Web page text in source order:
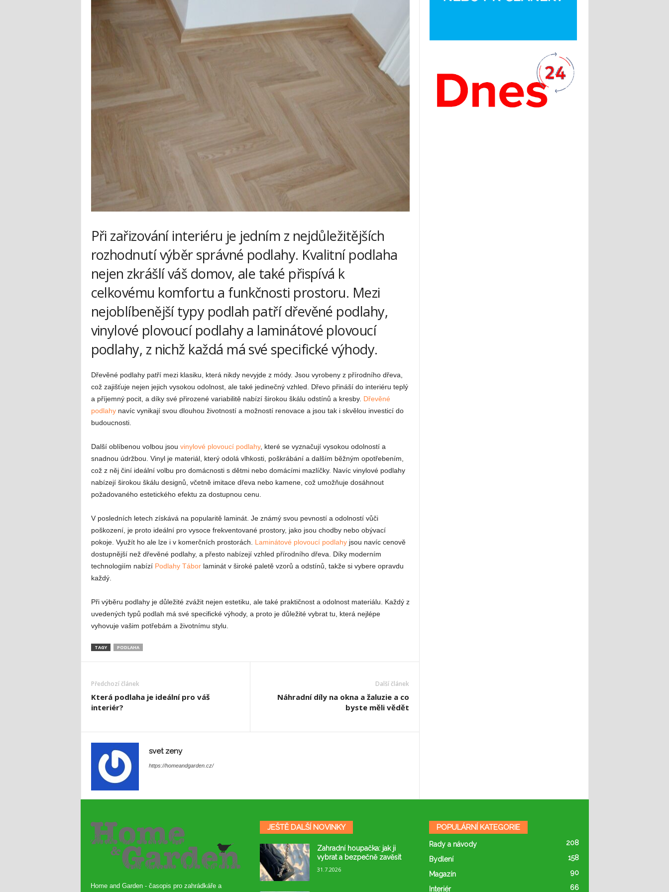
Při zařizování interiéru je jedním z nejdůležitějších
rozhodnutí výběr správné podlahy. Kvalitní podlaha
nejen zkrášlí váš domov, ale také přispívá k
celkovému komfortu a funkčnosti prostoru. Mezi
nejoblíbenější typy podlah patří dřevěné podlahy,
vinylové plovoucí podlahy a laminátové plovoucí
podlahy, z nichž každá má své specifické výhody.
Dřevěné podlahy patří mezi klasiku, která nikdy nevyjde z módy. Jsou vyrobeny z přírodního dřeva,
což zajišťuje nejen jejich vysokou odolnost, ale také jedinečný vzhled. Dřevo přináší do interiéru teplý
a příjemný pocit, a díky své přirozené variabilitě nabízí širokou škálu odstínů a kresby. Dřevěné
podlahynavíc vynikají svou dlouhou životností a možností renovace a jsou tak i skvělou investicí do
budoucnosti.
Další oblíbenou volbou jsou vinylové plovoucí podlahy, které se vyznačují vysokou odolností a
snadnou údržbou. Vinyl je materiál, který odolá vlhkosti, poškrábání a dalším běžným opotřebením,
což z něj činí ideální volbu pro domácnosti s dětmi nebo domácími mazlíčky. Navíc vinylové podlahy
nabízejí širokou škálu designů, včetně imitace dřeva nebo kamene, což umožňuje dosáhnout
požadovaného estetického efektu za dostupnou cenu.
V posledních letech získává na popularitě laminát. Je známý svou pevností a odolností vůči
poškození, je proto ideální pro vysoce frekventované prostory, jako jsou chodby nebo obývací
pokoje. Využít ho ale lze i v komerčních prostorách. Laminátové plovoucí podlahyjsou navíc cenově
dostupnější než dřevěné podlahy, a přesto nabízejí vzhled přírodního dřeva. Díky moderním
technologiím nabízí Podlahy Táborlaminát v široké paletě vzorů a odstínů, takže si vybere opravdu
každý.
Při výběru podlahy je důležité zvážit nejen estetiku, ale také praktičnost a odolnost materiálu. Každý z
uvedených typů podlah má své specifické výhody, a proto je důležité vybrat tu, která nejlépe
vyhovuje vašim potřebám a životnímu stylu.
TAGY PODLAHA
Předchozí článek
Která podlaha je ideální pro váš
interiér?
Další článek
Náhradní díly na okna a žaluzie a co
byste měli vědět
svet zeny
https://homeandgarden.cz/
Home and Garden - časopis pro zahrádkáře a
JEŠTĚ DALŠÍ NOVINKY
Zahradní houpačka: jak ji
vybrat a bezpečně zavěsit
31.7.2026
POPULÁRNÍ KATEGORIE
Rady a návody 208
Bydlení 158
Magazín 90
Interiér 66